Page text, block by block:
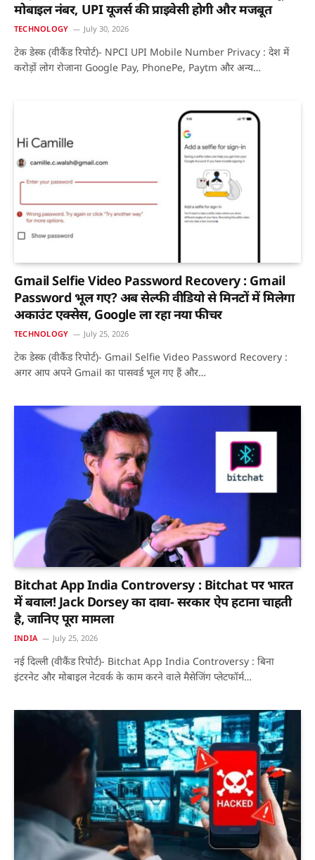
मोबाइल नंबर, UPI यूजर्स की प्राइवेसी होगी और मजबूत
TECHNOLOGY July 30, 2026
टेक डेस्क (वीकैंड रिपोर्ट)- NPCI UPI Mobile Number Privacy : देश में
करोड़ों लोग रोजाना Google Pay, PhonePe, Paytm और अन्य…
Gmail Selfie Video Password Recovery : Gmail
Password भूल गए? अब सेल्फी वीडियो से मिनटों में मिलेगा
अकाउंट एक्सेस, Google ला रहा नया फीचर
TECHNOLOGY July 25, 2026
टेक डेस्क (वीकैंड रिपोर्ट)- Gmail Selfie Video Password Recovery :
अगर आप अपने Gmail का पासवर्ड भूल गए हैं और…
Bitchat App India Controversy : Bitchat पर भारत
में बवाल! Jack Dorsey का दावा- सरकार ऐप हटाना चाहती
है, जानिए पूरा मामला
INDIA July 25, 2026
नई दिल्ली (वीकैंड रिपोर्ट)- Bitchat App India Controversy : बिना
इंटरनेट और मोबाइल नेटवर्क के काम करने वाले मैसेजिंग प्लेटफॉर्म…